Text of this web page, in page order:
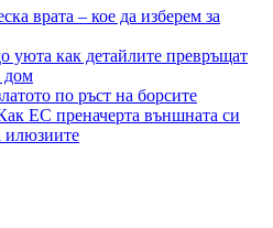
врата – кое да изберем за
уюта как детайлите превръщат
дом
по ръст на борсите
ЕС преначерта външната си
илюзиите